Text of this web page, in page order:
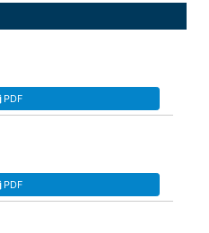
PDF
PDF